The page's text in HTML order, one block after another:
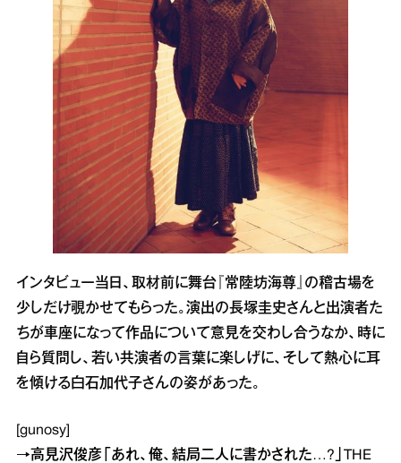
インタビュー当日、取材前に舞台『常陸坊海尊』の稽古場を
少しだけ覗かせてもらった。演出の長塚圭史さんと出演者た
ちが車座になって作品について意見を交わし合うなか、時に
自ら質問し、若い共演者の言葉に楽しげに、そして熱心に耳
を傾ける白石加代子さんの姿があった。
[gunosy]
→高見沢俊彦「あれ、俺、結局二人に書かされた…?」THE